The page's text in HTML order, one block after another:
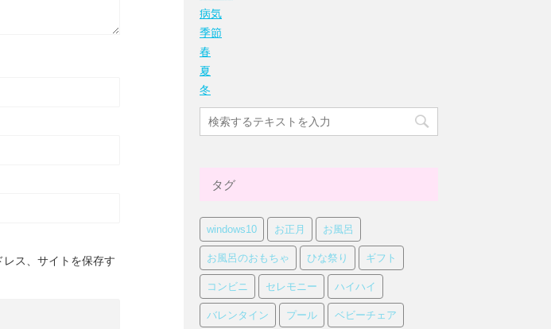
ス、サイトを保存す
病気
季節
春
夏
冬
タグ
windows10 お正月 お風呂
お風呂のおもちゃ ひな祭り ギフト
コンビニ セレモニー ハイハイ
バレンタイン プール ベビーチェア